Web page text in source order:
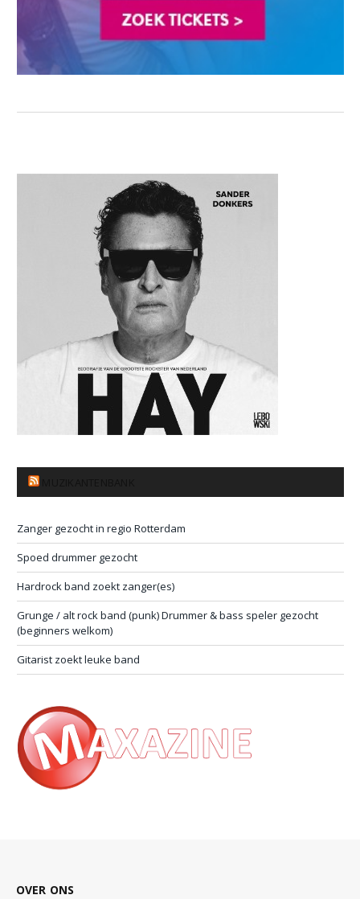
Zanger gezocht in regio Rotterdam
Spoed drummer gezocht
Hardrock band zoekt zanger(es)
Grunge / alt rock band (punk) Drummer & bass speler gezocht
(beginners welkom)
Gitarist zoekt leuke band
OVER ONS